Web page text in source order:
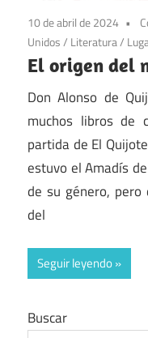
10 de abril de 2024
Unidos/ Literatura/
El origen del
Don Alonso de
muchos libros de
partida de El
estuvo el Amadís
de su género,
del
Seguir leyendo
Buscar